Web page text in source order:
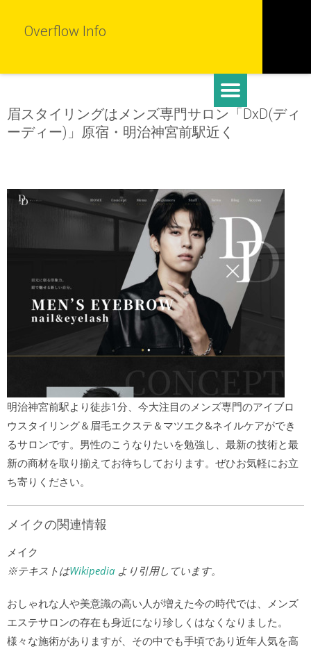
Overflow Info
眉スタイリングはメンズ専門サロン「DxD(ディ
ーディー)」原宿・明治神宮前駅近く
明治神宮前駅より徒歩1分、今大注目のメンズ専門のアイブロ
ウスタイリング＆眉毛エクステ＆マツエク&ネイルケアができ
るサロンです。男性のこうなりたいを勉強し、最新の技術と最
新の商材を取り揃えてお待ちしております。ぜひお気軽にお立
ち寄りください。
メイクの関連情報
メイク
※テキストはWikipedia より引用しています。
おしゃれな人や美意識の高い人が増えた今の時代では、メンズ
エステサロンの存在も身近になり珍しくはなくなりました。
様々な施術がありますが、その中でも手頃であり近年人気を高